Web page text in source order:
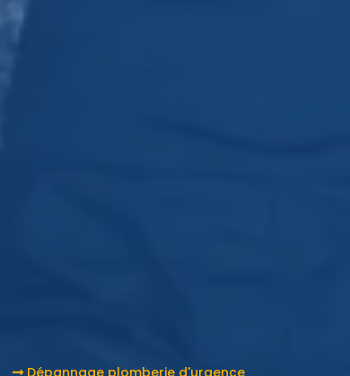
Dépannage plomberie d'urgence